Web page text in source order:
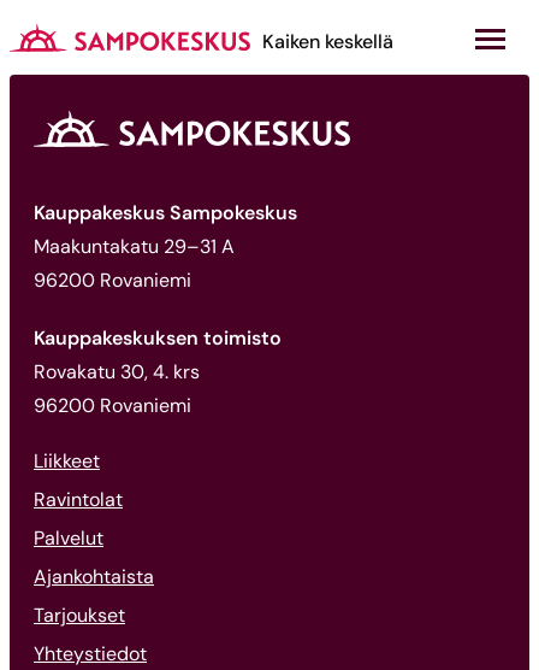
sisältöön
Kauppakeskus Sampokeskus
Kaiken keskellä
Kauppakeskus Sampokeskus
Maakuntakatu 29–31 A
96200 Rovaniemi
Kauppakeskuksen toimisto
Rovakatu 30, 4. krs
96200 Rovaniemi
Liikkeet
Ravintolat
Palvelut
Ajankohtaista
Tarjoukset
Yhteystiedot